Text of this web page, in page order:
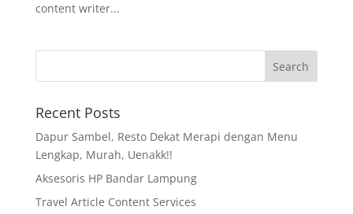
content writer...
Recent Posts
Dapur Sambel, Resto Dekat Merapi dengan Menu
Lengkap, Murah, Uenakk!!
Aksesoris HP Bandar Lampung
Travel Article Content Services